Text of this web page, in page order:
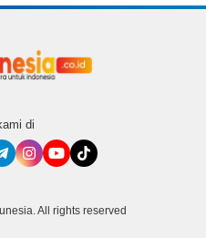
di
All rights reserved